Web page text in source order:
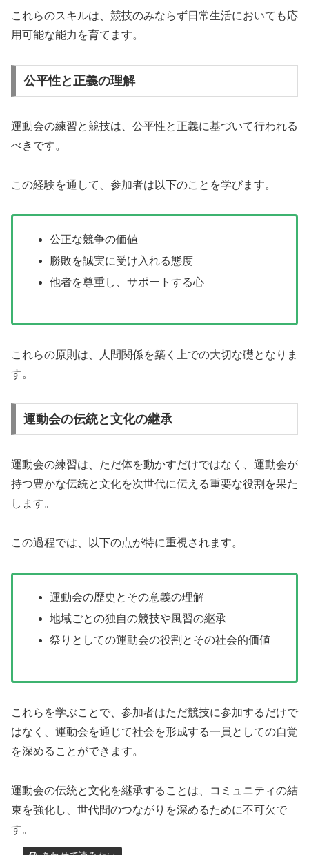
これらのスキルは、競技のみならず日常生活においても応
用可能な能力を育てます。
公平性と正義の理解
運動会の練習と競技は、公平性と正義に基づいて行われる
べきです。
この経験を通して、参加者は以下のことを学びます。
公正な競争の価値
勝敗を誠実に受け入れる態度
他者を尊重し、サポートする心
これらの原則は、人間関係を築く上での大切な礎となりま
す。
運動会の伝統と文化の継承
運動会の練習は、ただ体を動かすだけではなく、運動会が
持つ豊かな伝統と文化を次世代に伝える重要な役割を果た
します。
この過程では、以下の点が特に重視されます。
運動会の歴史とその意義の理解
地域ごとの独自の競技や風習の継承
祭りとしての運動会の役割とその社会的価値
これらを学ぶことで、参加者はただ競技に参加するだけで
はなく、運動会を通じて社会を形成する一員としての自覚
を深めることができます。
運動会の伝統と文化を継承することは、コミュニティの結
束を強化し、世代間のつながりを深めるために不可欠で
す。